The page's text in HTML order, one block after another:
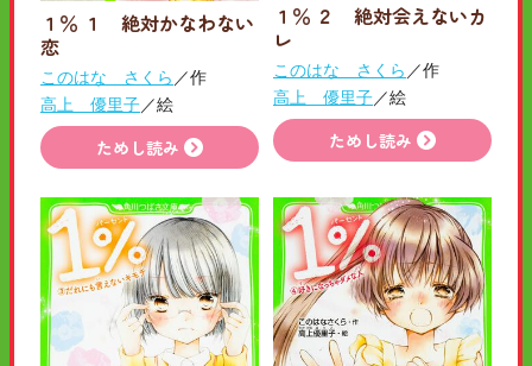
１％ １ 絶対かなわない
恋
このはな さくら ／作
高上 優里子／絵
ためし読み
１％ ２ 絶対会えないカ
レ
このはな さくら ／作
高上 優里子／絵
ためし読み